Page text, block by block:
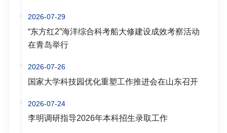
2026-07-29
“东方红2”海洋综合科考船大修建设成效考察活动
在青岛举行
2026-07-26
国家大学科技园优化重塑工作推进会在山东召开
2026-07-24
李明调研指导2026年本科招生录取工作